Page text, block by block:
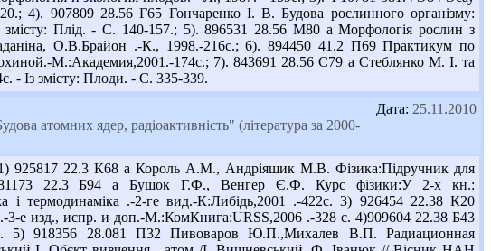
907809 28.56 Г65 Гончаренко І. В. Будова рослинного організму:
Плід. - С. 140-157.; 5). 896531 28.56 М80 а Морфологія рослин з
О.В.Брайон .-К., 1998.-216с.; 6). 894450 41.2 П69 Практикум по
М.:Академия,2001.-174с.; 7). 843691 28.56 С79 а Стеблянко М. І. та
- Із змісту: Плоди. - С. 335-339.
Дата: 25.11.2010
атомних ядер, радіоактивність" (література за 2000-
925817 22.3 К68 а Король А.М., Андріяшик М.В. Фізика:Підручник для
881173 22.3 Б94 а Бушок Г.Ф., Венгер Є.Ф. Курс фізики:У 2-х кн.:
і термодинаміка .-2-ге вид.-К:Либідь,2001 .-422с. 3) 926454 22.38 К20
е изд., испр. и доп.-М.:КомКнига:URSS,2006 .-328 с. 4)909604 22.38 Б43
5) 918356 28.081 П32 Пивоваров Ю.П.,Михалев В.П. Радиационная